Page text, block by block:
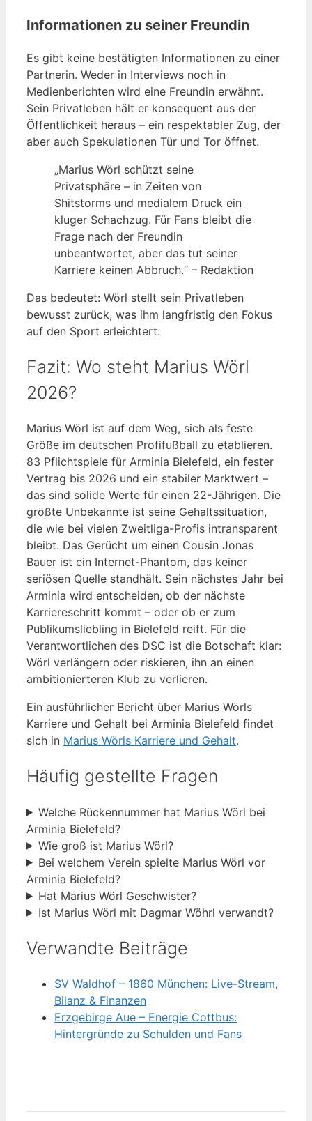
Informationen zu seiner Freundin
Es gibt keine bestätigten Informationen zu einer
Partnerin. Weder in Interviews noch in
Medienberichten wird eine Freundin erwähnt.
Sein Privatleben hält er konsequent aus der
Öffentlichkeit heraus – ein respektabler Zug, der
aber auch Spekulationen Tür und Tor öffnet.
„Marius Wörl schützt seine
Privatsphäre – in Zeiten von
Shitstorms und medialem Druck ein
kluger Schachzug. Für Fans bleibt die
Frage nach der Freundin
unbeantwortet, aber das tut seiner
Karriere keinen Abbruch.“ – Redaktion
Das bedeutet: Wörl stellt sein Privatleben
bewusst zurück, was ihm langfristig den Fokus
auf den Sport erleichtert.
Fazit: Wo steht Marius Wörl
2026?
Marius Wörl ist auf dem Weg, sich als feste
Größe im deutschen Profifußball zu etablieren.
83 Pflichtspiele für Arminia Bielefeld, ein fester
Vertrag bis 2026 und ein stabiler Marktwert –
das sind solide Werte für einen 22-Jährigen. Die
größte Unbekannte ist seine Gehaltssituation,
die wie bei vielen Zweitliga-Profis intransparent
bleibt. Das Gerücht um einen Cousin Jonas
Bauer ist ein Internet-Phantom, das keiner
seriösen Quelle standhält. Sein nächstes Jahr bei
Arminia wird entscheiden, ob der nächste
Karriereschritt kommt – oder ob er zum
Publikumsliebling in Bielefeld reift. Für die
Verantwortlichen des DSC ist die Botschaft klar:
Wörl verlängern oder riskieren, ihn an einen
ambitionierteren Klub zu verlieren.
Ein ausführlicher Bericht über Marius Wörls
Karriere und Gehalt bei Arminia Bielefeld findet
sich in Marius Wörls Karriere und Gehalt.
Häufig gestellte Fragen
Welche Rückennummer hat Marius Wörl bei
Arminia Bielefeld?
Wie groß ist Marius Wörl?
Bei welchem Verein spielte Marius Wörl vor
Arminia Bielefeld?
Hat Marius Wörl Geschwister?
Ist Marius Wörl mit Dagmar Wöhrl verwandt?
Verwandte Beiträge
SV Waldhof – 1860 München: Live-Stream,
Bilanz & Finanzen
Erzgebirge Aue – Energie Cottbus:
Hintergründe zu Schulden und Fans